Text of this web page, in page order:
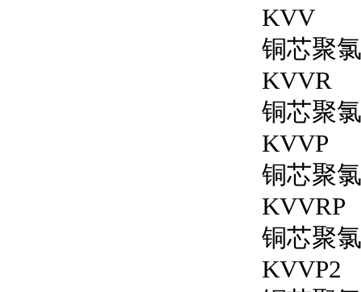
KVV
铜芯聚
KVVR
铜芯聚
KVVP
铜芯聚
KVVRP
铜芯聚
KVVP2